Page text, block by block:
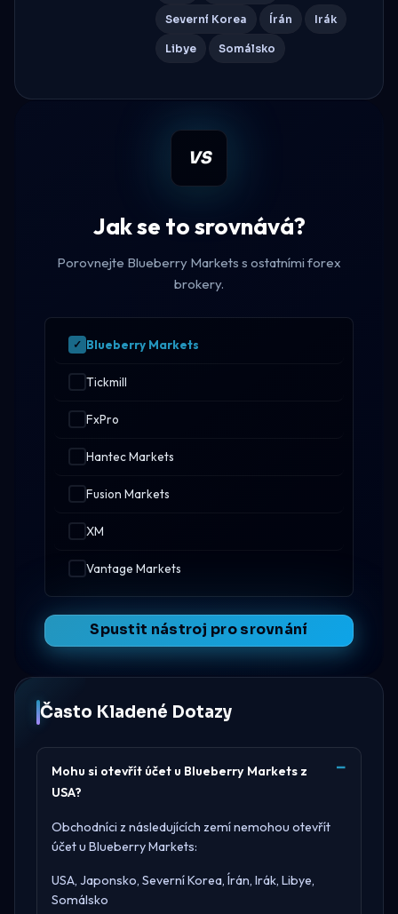
Severní Korea Írán Irák
Libye Somálsko
VS
Jak se to srovnává?
Porovnejte Blueberry Markets s ostatními forex
brokery.
Blueberry Markets
Tickmill
FxPro
Hantec Markets
Fusion Markets
XM
Vantage Markets
Spustit nástroj pro srovnání
Často Kladené Dotazy
Mohu si otevřít účet u Blueberry Markets z
USA?
Obchodníci z následujících zemí nemohou otevřít
účet u Blueberry Markets:
USA, Japonsko, Severní Korea, Írán, Irák, Libye,
Somálsko